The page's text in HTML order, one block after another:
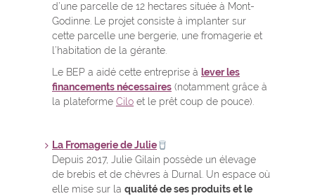
d’une parcelle de 12 hectares située à Mont-
Godinne. Le projet consiste à implanter sur
cette parcelle une bergerie, une fromagerie et
l’habitation de la gérante.
Le BEP a aidé cette entreprise à lever les
financements nécessaires (notamment grâce à
la plateforme Cilo et le prêt coup de pouce).
La Fromagerie de Julie
Depuis 2017, Julie Gilain possède un élevage
de brebis et de chèvres à Durnal. Un espace où
elle mise sur la qualité de ses produits et le